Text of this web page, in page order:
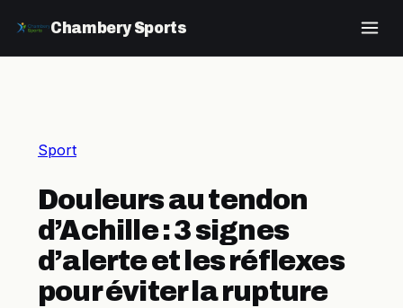
Chambery Sports
Sport
Douleurs au tendon
d’Achille : 3 signes
d’alerte et les réflexes
pour éviter la rupture